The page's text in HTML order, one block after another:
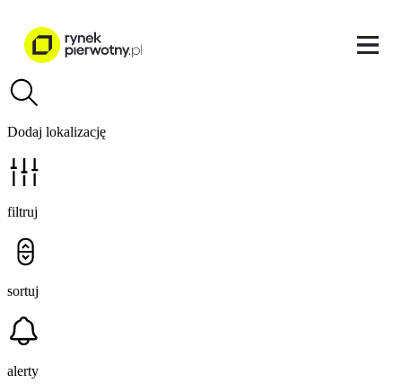
Dodaj lokalizację
filtruj
sortuj
alerty